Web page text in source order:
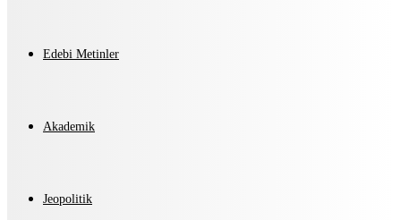
Edebi Metinler
Akademik
Jeopolitik